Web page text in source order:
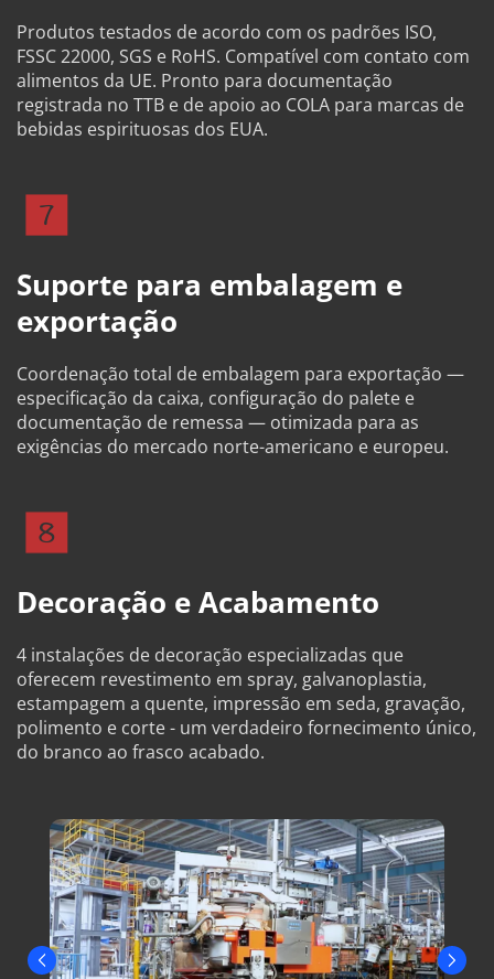
Produtos testados de acordo com os padrões ISO,
FSSC 22000, SGS e RoHS. Compatível com contato com
alimentos da UE. Pronto para documentação
registrada no TTB e de apoio ao COLA para marcas de
bebidas espirituosas dos EUA.
Suporte para embalagem e
exportação
Coordenação total de embalagem para exportação —
especificação da caixa, configuração do palete e
documentação de remessa — otimizada para as
exigências do mercado norte-americano e europeu.
Decoração e Acabamento
4 instalações de decoração especializadas que
oferecem revestimento em spray, galvanoplastia,
estampagem a quente, impressão em seda, gravação,
polimento e corte - um verdadeiro fornecimento único,
do branco ao frasco acabado.